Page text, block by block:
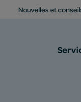
Nouvelles et